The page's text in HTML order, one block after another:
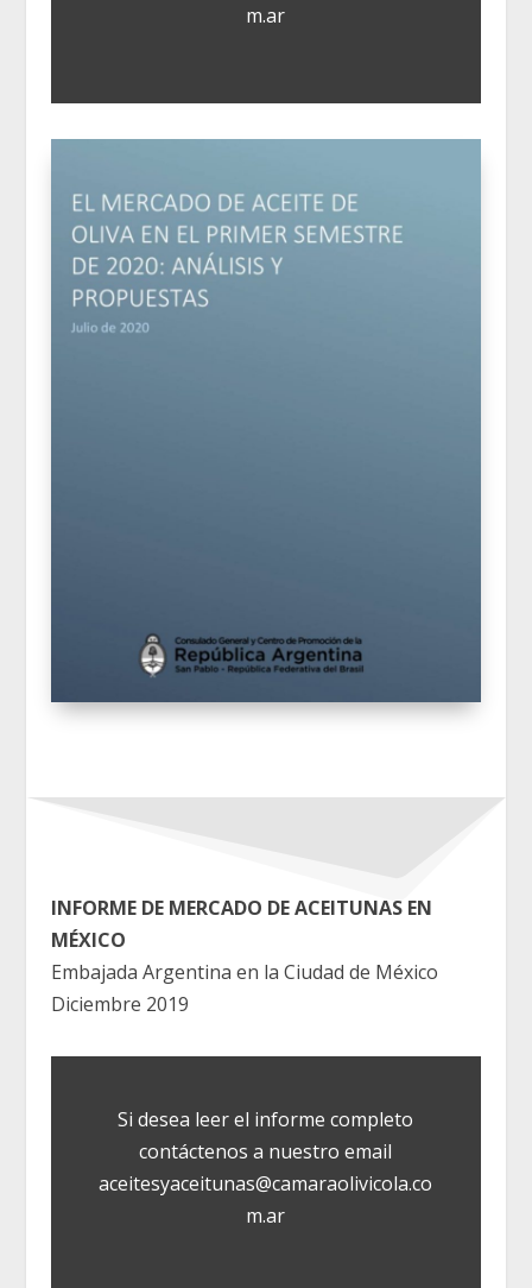
m.ar
INFORME DE MERCADO DE ACEITUNAS EN
MÉXICO
Embajada Argentina en la Ciudad de México
Diciembre 2019
Si desea leer el informe completo
contáctenos a nuestro email
aceitesyaceitunas@camaraolivicola.co
m.ar